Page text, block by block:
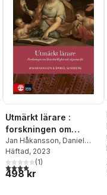
Utmärkt lärare :
forskningen om
lärarskicklighet och
vägarna dit
Jan Håkansson, Daniel
Sundberg
Häftad, 2023
4,0utav 5 stjärnor. Totalt
(1)
498 kr